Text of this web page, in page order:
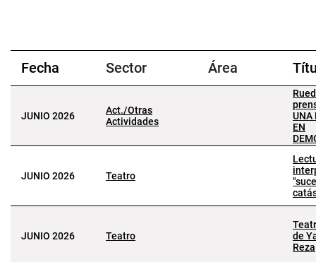
Fecha Sector Área
JUNIO 2026
Act./Otras
Actividades
UNA
EN
JUNIO 2026 Teatro
JUNIO 2026 Teatro
de
Reza